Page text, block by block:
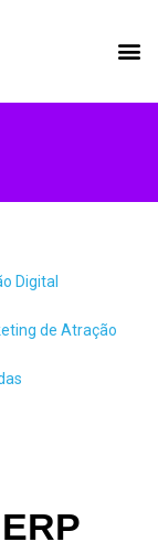
Digital
de Atração